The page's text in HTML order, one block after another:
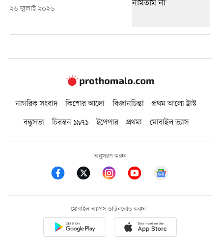
২৬ জুলাই ২০২৬
নাগরিক সংবাদ কিশোর আলো বিজ্ঞানচিন্তা
প্রথম আলো ট্রাস্ট
বন্ধুসভা
চিরন্তন ১৯৭১ ইপেপার প্রথমা মোবাইল ভ্যাস
অনুসরণ করুন
মোবাইল অ্যাপস ডাউনলোড করুন